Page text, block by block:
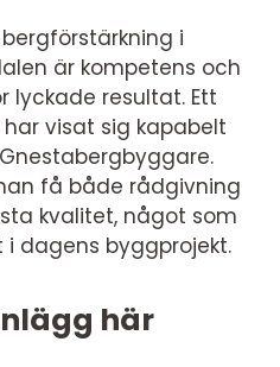
i
är kompetens och
lyckade resultat. Ett
visat sig kapabelt
få både rådgivning
kvalitet, något som
dagens byggprojekt.
här